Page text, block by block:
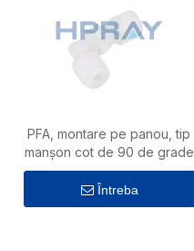
PFA, montare pe panou, tip
manșon cot de 90 de grade
Întreba